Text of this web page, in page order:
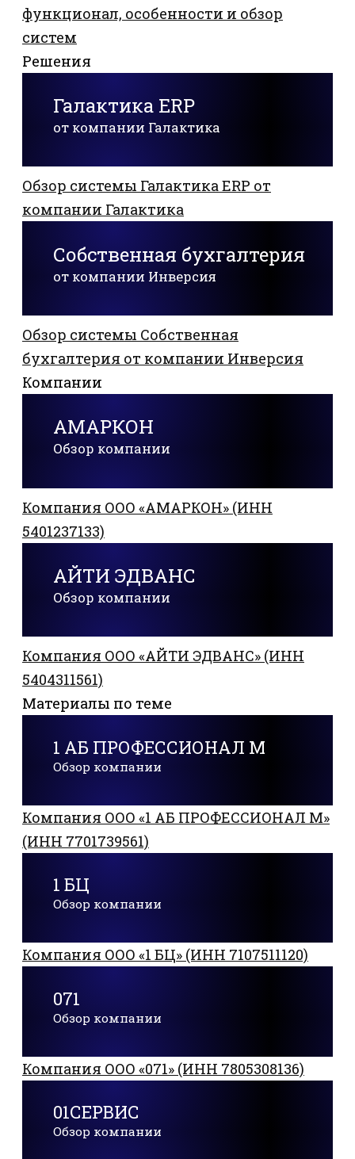
функционал, особенности и обзор
систем
Решения
Галактика ERP
от компании Галактика
Обзор системы Галактика ERP от
компании Галактика
Собственная бухгалтерия
от компании Инверсия
Обзор системы Собственная
бухгалтерия от компании Инверсия
Компании
АМАРКОН
Обзор компании
Компания ООО «АМАРКОН» (ИНН
5401237133)
АЙТИ ЭДВАНС
Обзор компании
Компания ООО «АЙТИ ЭДВАНС» (ИНН
5404311561)
Материалы по теме
1 АБ ПРОФЕССИОНАЛ М
Обзор компании
Компания ООО «1 АБ ПРОФЕССИОНАЛ М»
(ИНН 7701739561)
1 БЦ
Обзор компании
Компания ООО «1 БЦ» (ИНН 7107511120)
071
Обзор компании
Компания ООО «071» (ИНН 7805308136)
01СЕРВИС
Обзор компании